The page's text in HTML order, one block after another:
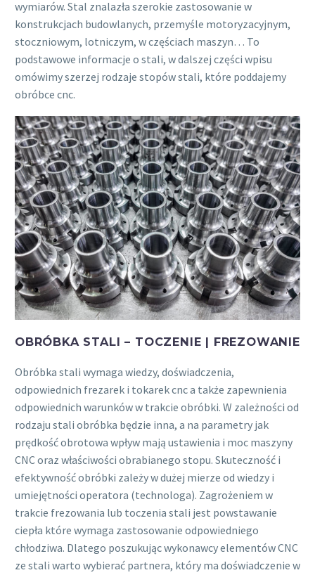
wymiarów. Stal znalazła szerokie zastosowanie w
konstrukcjach budowlanych, przemyśle motoryzacyjnym,
stoczniowym, lotniczym, w częściach maszyn… To
podstawowe informacje o stali, w dalszej części wpisu
omówimy szerzej rodzaje stopów stali, które poddajemy
obróbce cnc.
OBRÓBKA STALI – TOCZENIE | FREZOWANIE
Obróbka stali wymaga wiedzy, doświadczenia,
odpowiednich frezarek i tokarek cnc a także zapewnienia
odpowiednich warunków w trakcie obróbki. W zależności od
rodzaju stali obróbka będzie inna, a na parametry jak
prędkość obrotowa wpływ mają ustawienia i moc maszyny
CNC oraz właściwości obrabianego stopu. Skuteczność i
efektywność obróbki zależy w dużej mierze od wiedzy i
umiejętności operatora (technologa). Zagrożeniem w
trakcie frezowania lub toczenia stali jest powstawanie
ciepła które wymaga zastosowanie odpowiedniego
chłodziwa. Dlatego poszukując wykonawcy elementów CNC
ze stali warto wybierać partnera, który ma doświadczenie w